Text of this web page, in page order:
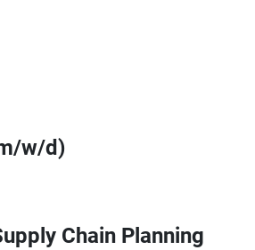
w/d)
Chain Planning